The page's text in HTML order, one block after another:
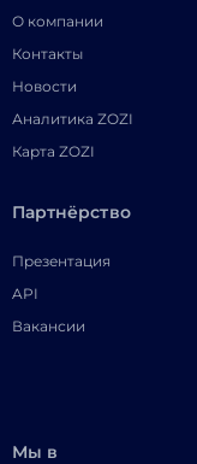
О компании
Контакты
Новости
Аналитика ZOZI
Карта ZOZI
Партнёрство
Презентация
API
Вакансии
Мы в